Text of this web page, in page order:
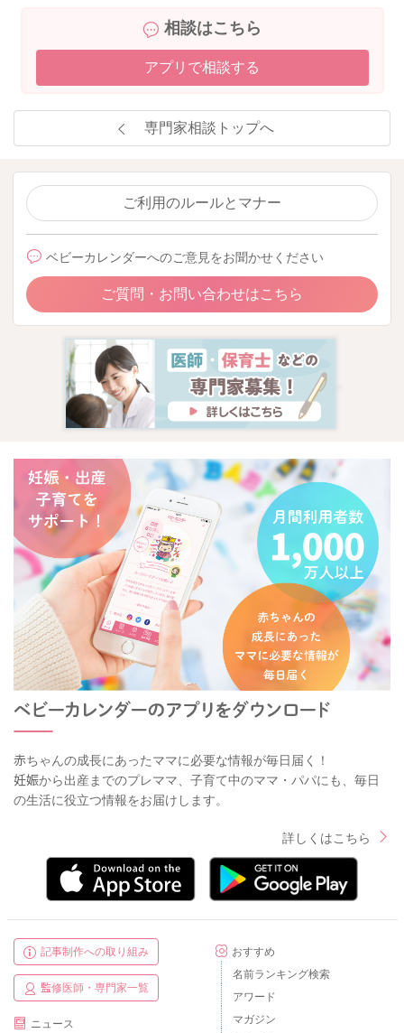
相談はこちら
アプリで相談する
専門家相談トップへ
ご利用のルールとマナー
ベビーカレンダーへのご意見をお聞かせください
ご質問・お問い合わせはこちら
赤ちゃんの成長にあったママに必要な情報が毎日届く！
妊娠から出産までのプレママ、子育て中のママ・パパにも、毎日
の生活に役立つ情報をお届けします。
詳しくはこちら
記事制作への取り組み
監修医師・専門家一覧
ニュース
おすすめ
名前ランキング検索
アワード
マガジン